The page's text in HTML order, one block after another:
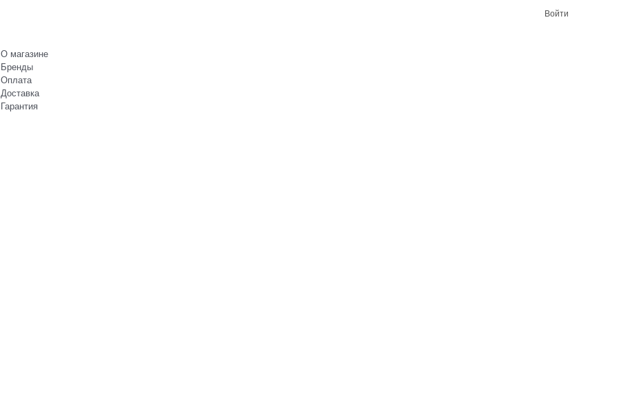
Войти
О магазине
Бренды
Оплата
Доставка
Гарантия